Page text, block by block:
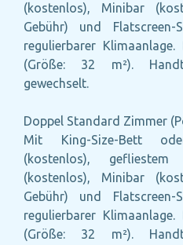
(kostenlos), Minibar
Gebühr) und
regulierbarer
(Größe: 32 m²).
gewechselt.
Doppel Standard Zimmer
Mit King-Size-Bett
(kostenlos), gefliestem
(kostenlos), Minibar
Gebühr) und
regulierbarer
(Größe: 32 m²).